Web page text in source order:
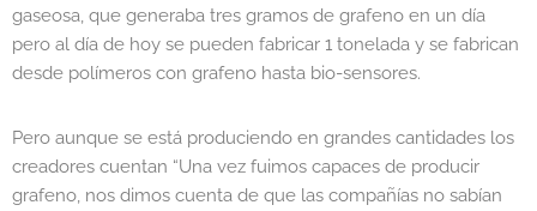
gaseosa, que generaba tres gramos de grafeno en un día
pero al día de hoy se pueden fabricar 1 tonelada y se fabrican
desde polímeros con grafeno hasta bio-sensores.
Pero aunque se está produciendo en grandes cantidades los
creadores cuentan “Una vez fuimos capaces de producir
grafeno, nos dimos cuenta de que las compañías no sabían